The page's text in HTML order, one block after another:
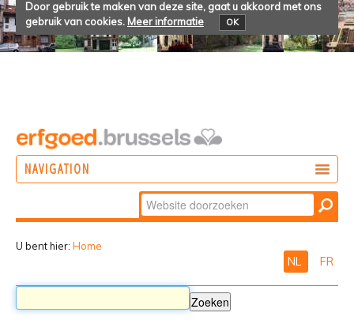
Door gebruik te maken van deze site, gaat u akkoord met ons
gebruik van cookies. Meer informatie OK
NAVIGATION
Zoek
Geavanceerd
U bent hier: Home
NL FR